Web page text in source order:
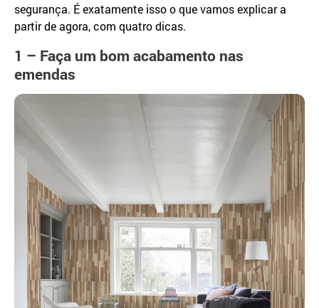
segurança. É exatamente isso o que vamos explicar a
partir de agora, com quatro dicas.
1 – Faça um bom acabamento nas
emendas